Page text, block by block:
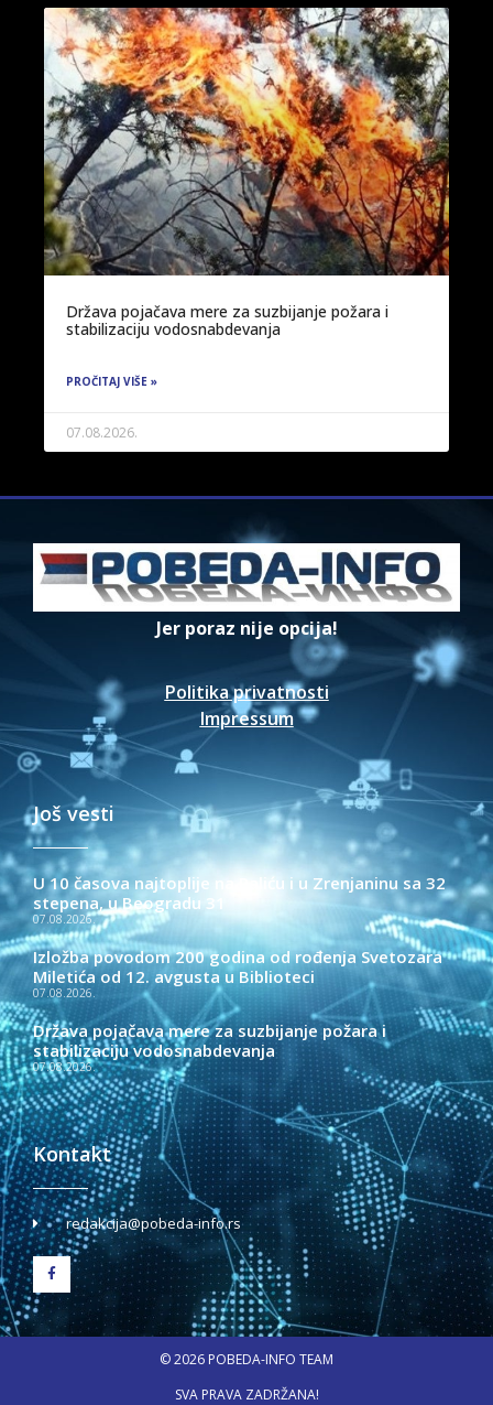
Država pojačava mere za suzbijanje požara i
stabilizaciju vodosnabdevanja
PROČITAJ VIŠE »
07.08.2026.
Jer poraz nije opcija!
Politika privatnosti
Impressum
Još vesti
U 10 časova najtoplije na Paliću i u Zrenjaninu sa 32
stepena, u Beogradu 31
07.08.2026.
Izložba povodom 200 godina od rođenja Svetozara
Miletića od 12. avgusta u Biblioteci
07.08.2026.
Država pojačava mere za suzbijanje požara i
stabilizaciju vodosnabdevanja
07.08.2026.
Kontakt
redakcija@pobeda-info.rs
© 2026 POBEDA-INFO TEAM
SVA PRAVA ZADRŽANA!